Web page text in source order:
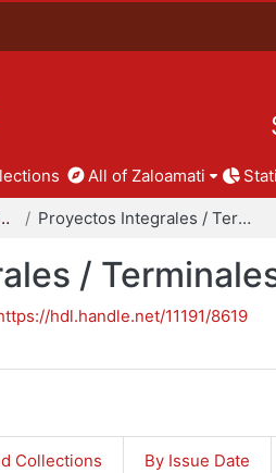
All of Zaloamati
Artes para el Diseño Proyectos Integrales / Terminales - Licenciatura
/
hdl.handle.net/11191/8619
Collections By Issue Date